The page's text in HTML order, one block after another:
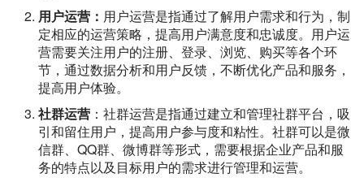
用户运营： 用户运营是指通过了解用户需求和行为，制
定相应的运营策略，提高用户满意度和忠诚度。用户运
营需要关注用户的注册、登录、浏览、购买等各个环
节，通过数据分析和用户反馈，不断优化产品和服务，
提高用户体验。
社群运营 ：社群运营是指通过建立和管理社群平台，吸
引和留住用户，提高用户参与度和粘性。社群可以是微
信群、QQ群、微博群等形式，需要根据企业产品和服
务的特点以及目标用户的需求进行管理和运营。